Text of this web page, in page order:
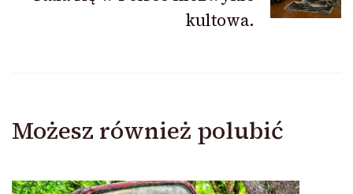
kultowa.
Możesz również polubić